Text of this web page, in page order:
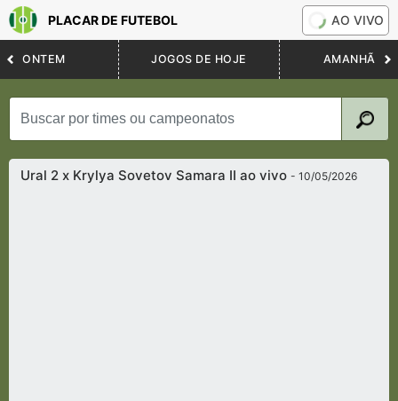
PLACAR DE FUTEBOL AO VIVO
ONTEM JOGOS DE HOJE AMANHÃ
Ural 2 x Krylya Sovetov Samara II ao vivo- 10/05/2026